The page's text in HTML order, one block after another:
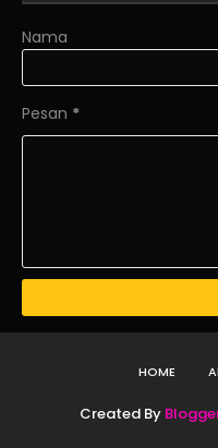
Nama
Pesan *
HOME
Created By